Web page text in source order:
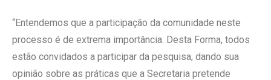
“Entendemos que a participação da comunidade neste
processo é de extrema importância. Desta Forma, todos
estão convidados a participar da pesquisa, dando sua
opinião sobre as práticas que a Secretaria pretende